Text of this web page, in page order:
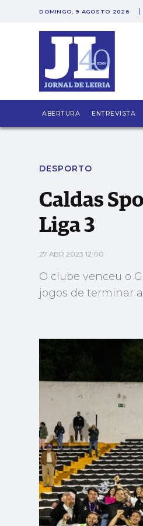
DOMINGO, 9 AGOSTO 2026
ABERTURA ENTREVISTA
Caldas Sport Clube
DESPORTO
Caldas
Liga 3
27 ABR 2023 12:00
O clube venceu o
jogos de terminar